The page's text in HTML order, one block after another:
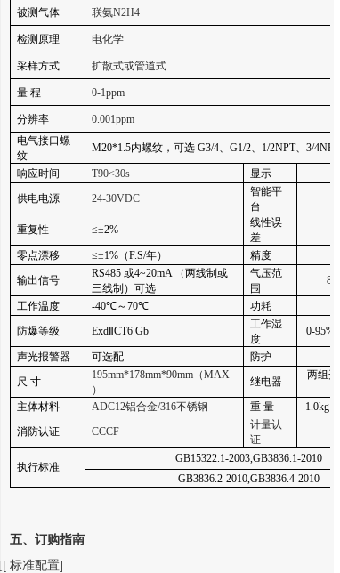
被测气体 联氨N2H4
检测原理 电化学
采样方式 扩散式或管道式
量 程 0-1ppm
分辨率
0.001ppm
电气接口螺
纹
M20*1.5内螺纹，可选 G3/4、G1/2、1/2NPT、3/4NPT
响应时间 T90<30s
显示
供电电源
24-30VDC
智能平
台
重复性
≤±2%
线性误
差
零点漂移
≤±1%（F.S/年） 精度
输出信号
RS485 或4~20mA （两线制或
三线制）可选
气压范
围
工作温度 -40℃～70℃
功耗
防爆等级
ExdⅡCT6 Gb
工作湿
度
0-
声光报警器 可选配
防护
尺 寸
195mm*178mm*90mm（MAX
）
继电器
两组
主体材料
ADC12铝合金/316不锈钢 重 量
1.0kg
消防认证
CCCF
计量认
证
执行标准
GB15322.1-2003,GB3836.1-2010
GB3836.2-2010,GB3836.4-2010
五、订购指南
[ 标准配置]